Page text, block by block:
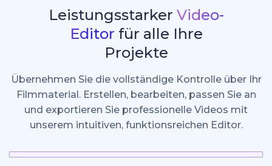
Leistungsstarker Video-
Editor für alle Ihre
Projekte
Übernehmen Sie die vollständige Kontrolle über Ihr
Filmmaterial. Erstellen, bearbeiten, passen Sie an
und exportieren Sie professionelle Videos mit
unserem intuitiven, funktionsreichen Editor.